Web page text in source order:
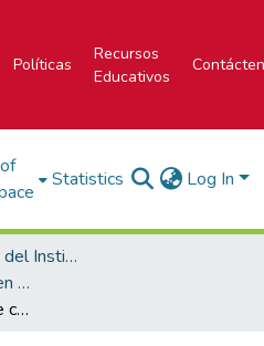
Políticas
Recursos
Educativos
Statistics Log In
Portal de Revistas del Instituto Tecnológico de Costa Rica
Revista AgroInnovación en el trópico húmedo
Efecto de reguladores de crecimiento, de Trichoderma harzianum y de elementos minerales sobre rebrotes de café (Coffea arabica L.) en Acosta, San José, Costa Rica